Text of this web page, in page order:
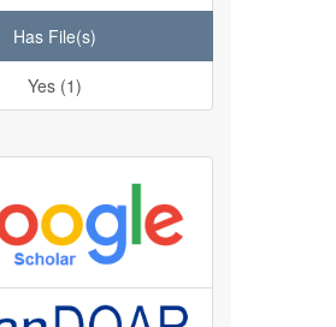
Has File(s)
Yes (1)